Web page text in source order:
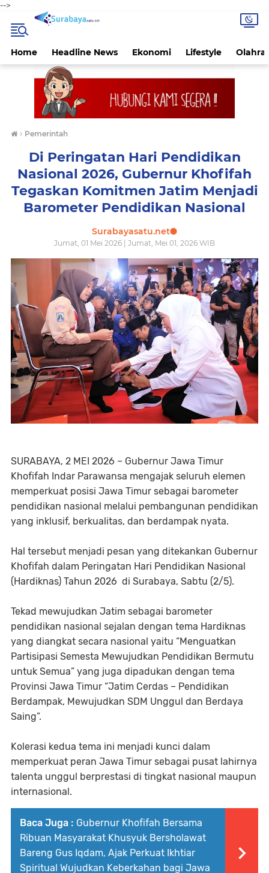
-->
Home Headline News Ekonomi Lifestyle
› Pemerintah
Di Peringatan Hari Pendidikan
Nasional 2026, Gubernur Khofifah
Tegaskan Komitmen Jatim Menjadi
Barometer Pendidikan Nasional
Surabayasatu.net
Jumat, 01 Mei 2026 | Jumat, Mei 01, 2026 WIB
SURABAYA, 2 MEI 2026 – Gubernur Jawa Timur
Khofifah Indar Parawansa mengajak seluruh elemen
memperkuat posisi Jawa Timur sebagai barometer
pendidikan nasional melalui pembangunan pendidikan
yang inklusif, berkualitas, dan berdampak nyata.
Hal tersebut menjadi pesan yang ditekankan Gubernur
Khofifah dalam Peringatan Hari Pendidikan Nasional
(Hardiknas) Tahun 2026 di Surabaya, Sabtu (2/5).
Tekad mewujudkan Jatim sebagai barometer
pendidikan nasional sejalan dengan tema Hardiknas
yang diangkat secara nasional yaitu “Menguatkan
Partisipasi Semesta Mewujudkan Pendidikan Bermutu
untuk Semua” yang juga dipadukan dengan tema
Provinsi Jawa Timur “Jatim Cerdas – Pendidikan
Berdampak, Mewujudkan SDM Unggul dan Berdaya
Saing”.
Kolerasi kedua tema ini menjadi kunci dalam
memperkuat peran Jawa Timur sebagai pusat lahirnya
talenta unggul berprestasi di tingkat nasional maupun
internasional.
Baca Juga : Gubernur Khofifah Bersama
Ribuan Masyarakat Khusyuk Bersholawat
Bareng Gus Iqdam, Ajak Perkuat Ikhtiar
Spiritual Wujudkan Keberkahan bagi Jawa